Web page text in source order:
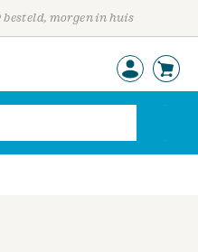
morgen in huis